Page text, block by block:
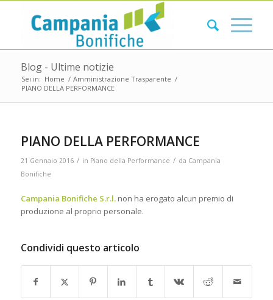
Blog - Ultime notizie
Sei in: Home / Amministrazione Trasparente /
PIANO DELLA PERFORMANCE
PIANO DELLA PERFORMANCE
21 Gennaio 2016 / in Piano della Performance / da Campania
Bonifiche
Campania Bonifiche S.r.l. non ha erogato alcun premio di
produzione al proprio personale.
Condividi questo articolo